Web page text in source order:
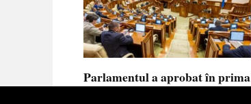
Parlamentul a aprobat în prima